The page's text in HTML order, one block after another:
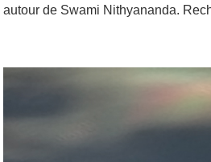
autour de Swami Nithyananda.